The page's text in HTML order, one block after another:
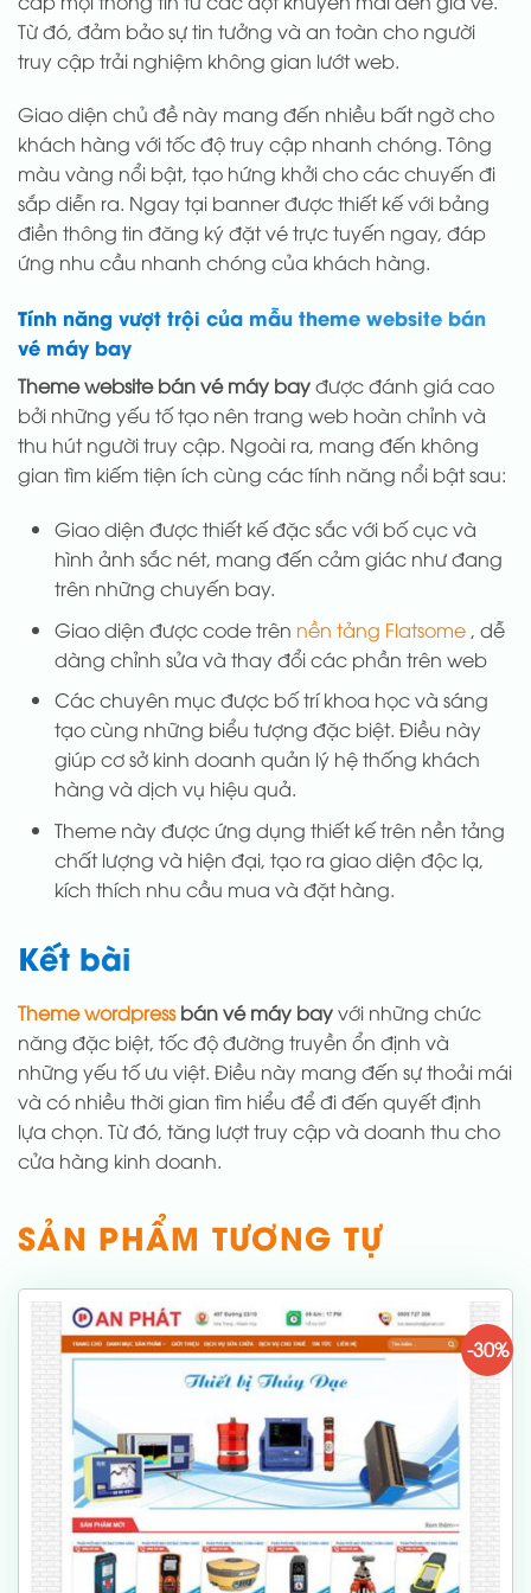
Từ đó, đảm bảo sự tin tưởng và an toàn cho người
truy cập trải nghiệm không gian lướt web.
Giao diện chủ đề này mang đến nhiều bất ngờ cho
khách hàng với tốc độ truy cập nhanh chóng. Tông
màu vàng nổi bật, tạo hứng khởi cho các chuyến đi
sắp diễn ra. Ngay tại banner được thiết kế với bảng
điền thông tin đăng ký đặt vé trực tuyến ngay, đáp
ứng nhu cầu nhanh chóng của khách hàng.
Tính năng vượt trội của mẫu theme website bán
vé máy bay
Theme website bán vé máy bayđược đánh giá cao
bởi những yếu tố tạo nên trang web hoàn chỉnh và
thu hút người truy cập. Ngoài ra, mang đến không
gian tìm kiếm tiện ích cùng các tính năng nổi bật sau:
Giao diện được thiết kế đặc sắc với bố cục và
hình ảnh sắc nét, mang đến cảm giác như đang
trên những chuyến bay.
Giao diện được code trên nền tảng Flatsome, dễ
dàng chỉnh sửa và thay đổi các phần trên web
Các chuyên mục được bố trí khoa học và sáng
tạo cùng những biểu tượng đặc biệt. Điều này
giúp cơ sở kinh doanh quản lý hệ thống khách
hàng và dịch vụ hiệu quả.
Theme này được ứng dụng thiết kế trên nền tảng
chất lượng và hiện đại, tạo ra giao diện độc lạ,
kích thích nhu cầu mua và đặt hàng.
Kết bài
Theme wordpressbán vé máy bayvới những chức
năng đặc biệt, tốc độ đường truyền ổn định và
những yếu tố ưu việt. Điều này mang đến sự thoải mái
và có nhiều thời gian tìm hiểu để đi đến quyết định
lựa chọn. Từ đó, tăng lượt truy cập và doanh thu cho
cửa hàng kinh doanh.
SẢN PHẨM TƯƠNG TỰ
-30%